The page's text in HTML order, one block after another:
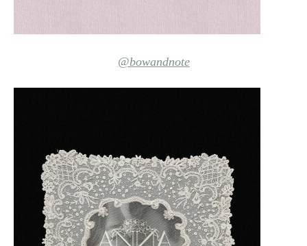
@bowandnote